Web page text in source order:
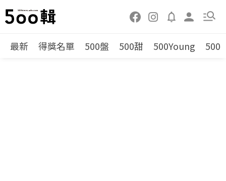
最新 得獎名單 500盤 500甜 500Young 500